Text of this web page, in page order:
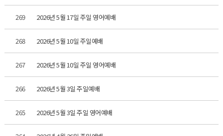
269 2026년 5월 17일 주일 영어예배
268 2026년 5월 10일 주일예배
267 2026년 5월 10일 주일 영어예배
266 2026년 5월 3일 주일예배
265 2026년 5월 3일 주일 영어예배